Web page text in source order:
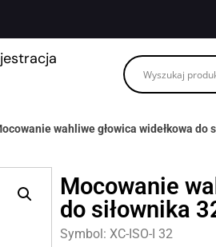
wahliwe głowica widełkowa do
Mocowanie
do siłownika
Symbol: XC-ISO-I 32